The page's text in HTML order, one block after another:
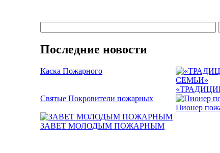
Последние новости
Каска Пожарного
Святые Покровители пожарных
Пионер
ЗАВЕТ МОЛОДЫМ ПОЖАРНЫМ